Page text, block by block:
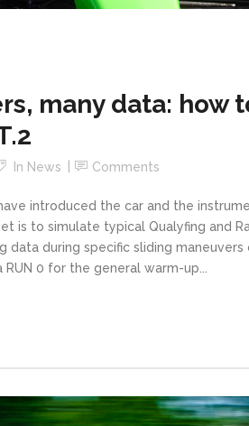
many data: how
In News Comments
introduced the car and the
is to simulate typical Qualyfing and
data during specific sliding
0 for the general warm-up...